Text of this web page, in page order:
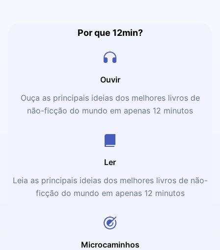
Por que 12min?
Ouvir
Ouça as principais ideias dos melhores livros de
não-ficção do mundo em apenas 12 minutos
Ler
Leia as principais ideias dos melhores livros de não-
ficção do mundo em apenas 12 minutos
Microcaminhos